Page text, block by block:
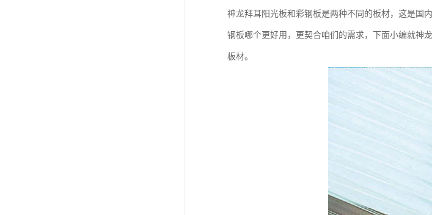
神龙拜耳阳光板和彩钢板是两种不同的板材，这是国
钢板哪个更好用，更契合咱们的需求，下面小编就神
板材。